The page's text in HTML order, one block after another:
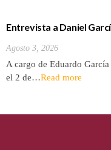
Entrevista a Daniel
Agosto 3, 2026
A cargo de Eduardo
el 2 de…Read more